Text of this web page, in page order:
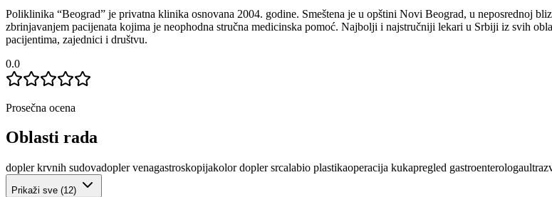
Poliklinika “Beograd” je privatna klinika osnovana 2004. godine. Smeštena je u opštini Novi Beograd, u neposrednoj
zbrinjavanjem pacijenata kojima je neophodna stručna medicinska pomoć. Najbolji i najstručniji lekari u Srbiji iz svih
pacijentima, zajednici i društvu.
0.0
Prosečna ocena
Oblasti rada
dopler krvnih sudovadopler venagastroskopijakolor dopler srcalabio plastikaoperacija kukapregled gastroenterologa
Prikaži sve (12)